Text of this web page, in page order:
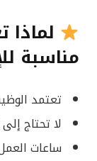
مناسبة
تعتمد
لا تحتاج
ساعات